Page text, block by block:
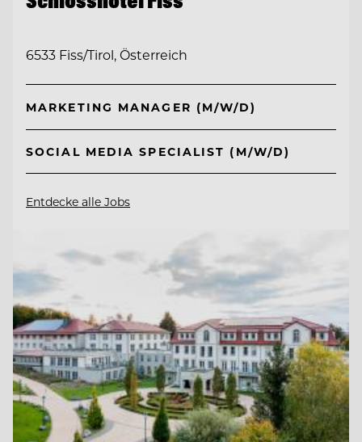
6533 Fiss/Tirol, Österreich
MARKETING MANAGER (M/W/D)
SOCIAL MEDIA SPECIALIST (M/W/D)
Entdecke alle Jobs